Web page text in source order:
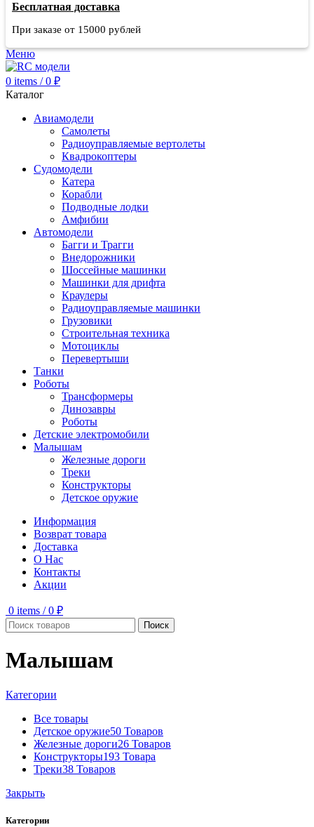
Бесплатная доставка
При заказе от 15000 рублей
Меню
0 items / 0 ₽
Каталог
Авиамодели
Самолеты
Радиоуправляемые вертолеты
Квадрокоптеры
Судомодели
Катера
Корабли
Подводные лодки
Амфибии
Автомодели
Багги и Трагги
Внедорожники
Шоссейные машинки
Машинки для дрифта
Краулеры
Радиоуправляемые машинки
Грузовики
Строительная техника
Мотоциклы
Перевертыши
Танки
Роботы
Трансформеры
Динозавры
Роботы
Детские электромобили
Малышам
Железные дороги
Треки
Конструкторы
Детское оружие
Информация
Возврат товара
Доставка
О Нас
Контакты
Акции
0 items / 0 ₽
Поиск
Малышам
Категории
Все товары
Детское оружие50 Товаров
Железные дороги26 Товаров
Конструкторы193 Товара
Треки38 Товаров
Закрыть
Категории